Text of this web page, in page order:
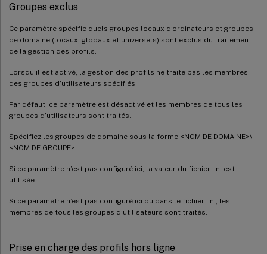
Groupes exclus
Ce paramètre spécifie quels groupes locaux d’ordinateurs et groupes
de domaine (locaux, globaux et universels) sont exclus du traitement
de la gestion des profils.
Lorsqu’il est activé, la gestion des profils ne traite pas les membres
des groupes d’utilisateurs spécifiés.
Par défaut, ce paramètre est désactivé et les membres de tous les
groupes d’utilisateurs sont traités.
Spécifiez les groupes de domaine sous la forme <NOM DE DOMAINE>\
<NOM DE GROUPE>.
Si ce paramètre n’est pas configuré ici, la valeur du fichier .ini est
utilisée.
Si ce paramètre n’est pas configuré ici ou dans le fichier .ini, les
membres de tous les groupes d’utilisateurs sont traités.
Prise en charge des profils hors ligne